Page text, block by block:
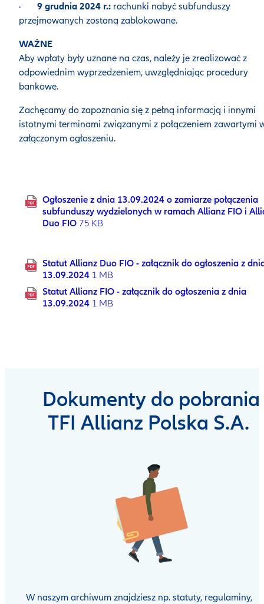
· 9 grudnia 2024 r.: rachunki nabyć subfunduszy
przejmowanych zostaną zablokowane.
WAŻNE
Aby wpłaty były uznane na czas, należy je zrealizować z
odpowiednim wyprzedzeniem, uwzględniając procedury
bankowe.
Zachęcamy do zapoznania się z pełną informacją i innymi
istotnymi terminami związanymi z połączeniem zawartymi
załączonym ogłoszeniu.
Ogłoszenie z dnia 13.09.2024 o zamiarze połączenia
subfunduszy wydzielonych w ramach Allianz FIO i
Duo FIO 75 KB
Statut Allianz Duo FIO - załącznik do ogłoszenia z
13.09.2024 1 MB
Statut Allianz FIO - załącznik do ogłoszenia z dnia
13.09.2024 1 MB
Dokumenty do pobrania
TFI Allianz Polska S.A.
W naszym archiwum znajdziesz np. statuty, regulaminy,